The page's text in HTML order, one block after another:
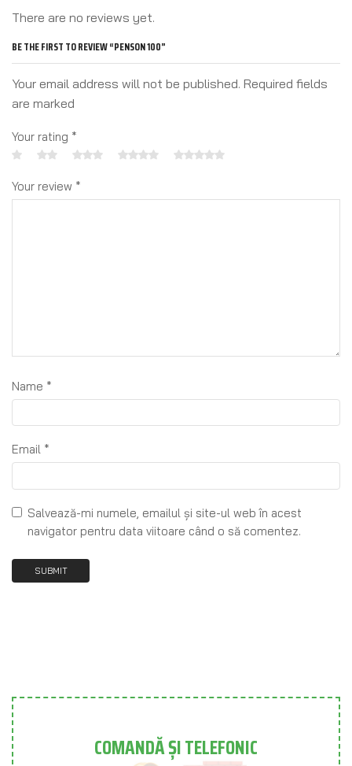
There are no reviews yet.
BE THE FIRST TO REVIEW “PENSON 100”
Your email address will not be published. Required fields
are marked
Your rating *
Your review *
Name *
Email *
Salvează-mi numele, emailul și site-ul web în acest
navigator pentru data viitoare când o să comentez.
COMANDĂ ȘI TELEFONIC